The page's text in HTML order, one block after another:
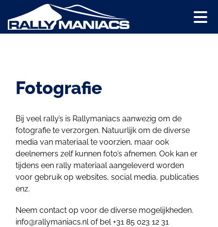
Fotografie
Bij veel rally’s is Rallymaniacs aanwezig om de
fotografie te verzorgen. Natuurlijk om de diverse
media van materiaal te voorzien, maar ook
deelnemers zelf kunnen foto’s afnemen. Ook kan er
tijdens een rally materiaal aangeleverd worden
voor gebruik op websites, social media, publicaties
enz.
Neem contact op voor de diverse mogelijkheden.
info@rallymaniacs.nlof bel +31 85 023 12 31